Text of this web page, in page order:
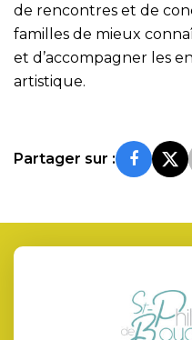
de rencontres et de
familles de mieux
et d’accompagner les
artistique.
Partager sur :